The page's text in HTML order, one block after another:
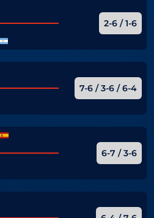
2-6 / 1-6
7-6 / 3-6 / 6-4
6-7 / 3-6